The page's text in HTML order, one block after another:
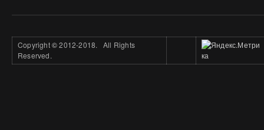
Copyright©2012-2018. All Rights
Reserved.